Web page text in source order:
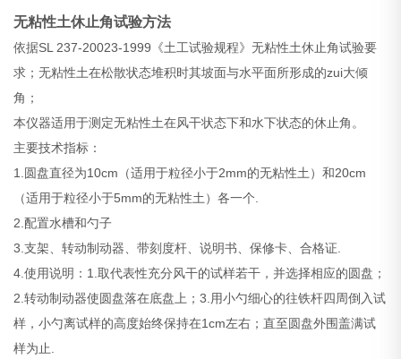
无粘性土休止角试验方法
依据SL 237-20023-1999《土工试验规程》无粘性土休止角试验要
求；无粘性土在松散状态堆积时其坡面与水平面所形成的zui大倾
角；
本仪器适用于测定无粘性土在风干状态下和水下状态的休止角。
主要技术指标：
1.圆盘直径为10cm（适用于粒径小于2mm的无粘性土）和20cm
（适用于粒径小于5mm的无粘性土）各一个.
2.配置水槽和勺子
3.支架、转动制动器、带刻度杆、说明书、保修卡、合格证.
4.使用说明：1.取代表性充分风干的试样若干，并选择相应的圆盘；
2.转动制动器使圆盘落在底盘上；3.用小勺细心的往铁杆四周倒入试
样，小勺离试样的高度始终保持在1cm左右；直至圆盘外围盖满试
样为止.